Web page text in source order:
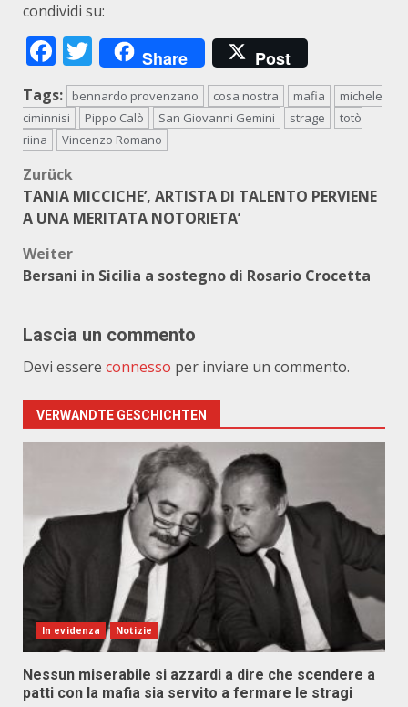
condividi su:
Facebook
Twitter
Share Post
Tags: bennardo provenzano cosa nostra mafia
michele
ciminnisi
Pippo Calò San Giovanni Gemini strage
totò
riina
Vincenzo Romano
Beitragsnavigation
Zurück
TANIA MICCICHE’, ARTISTA DI TALENTO PERVIENE
A UNA MERITATA NOTORIETA’
Weiter
Bersani in Sicilia a sostegno di Rosario Crocetta
Lascia un commento
Devi essere connesso per inviare un commento.
VERWANDTE GESCHICHTEN
In evidenza Notizie
Nessun miserabile si azzardi a dire che scendere a
patti con la mafia sia servito a fermare le stragi